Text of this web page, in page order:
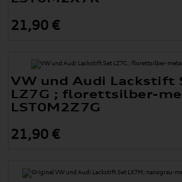
21,90 €
VW und Audi Lackstift
LZ7G ; florettsilber-
LST0M2Z7G
21,90 €